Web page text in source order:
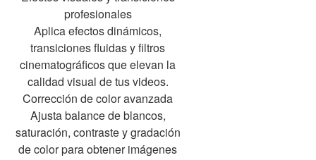
profesionales
Aplica efectos dinámicos,
transiciones fluidas y filtros
cinematográficos que elevan la
calidad visual de tus videos.
Corrección de color avanzada
Ajusta balance de blancos,
saturación, contraste y gradación
de color para obtener imágenes